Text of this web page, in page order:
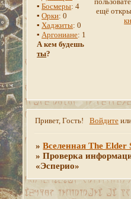
▪Босмеры: 4
▪Орки: 0
▪Хаджиты: 0
▪Аргониане: 1
А кем будешь
ты?
ещё
Привет, Гость! Войдите
»Вселенная The Elder
»Проверка
«Эсперио»